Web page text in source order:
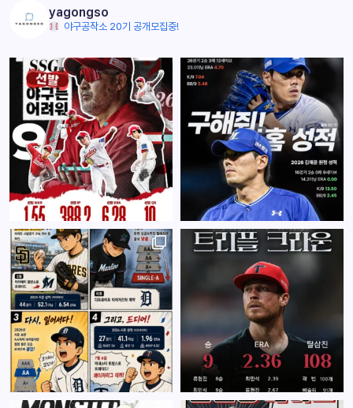
yagongso
야구공작소 20기 공개모집중!